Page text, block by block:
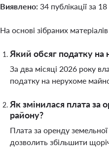
Виявлено: 34 публікації за
На основі зібраних
Який обсяг податку на
За два місяці 2026 року
податку на нерухоме
Як змінилася плата за
району?
Плата за оренду
дозволить збільшити